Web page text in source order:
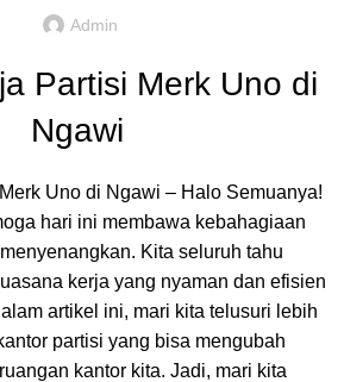
Admin
Partisi Merk Uno di
Ngawi
Uno di Ngawi – Halo Semuanya!
hari ini membawa kebahagiaan
Kita seluruh tahu
kerja yang nyaman dan efisien
artikel ini, mari kita telusuri lebih
partisi yang bisa mengubah
ruangan kantor kita. Jadi, mari kita